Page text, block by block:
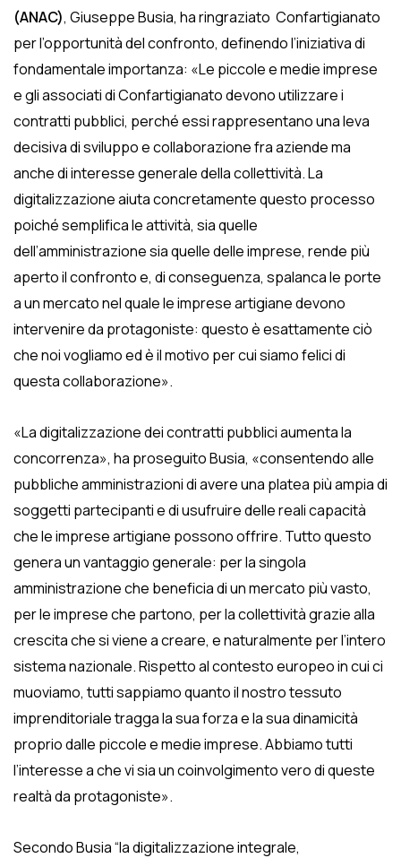
(ANAC), Giuseppe Busia, ha ringraziato Confartigianato
per l’opportunità del confronto, definendo l’iniziativa di
fondamentale importanza: «Le piccole e medie imprese
e gli associati di Confartigianato devono utilizzare i
contratti pubblici, perché essi rappresentano una leva
decisiva di sviluppo e collaborazione fra aziende ma
anche di interesse generale della collettività. La
digitalizzazione aiuta concretamente questo processo
poiché semplifica le attività, sia quelle
dell’amministrazione sia quelle delle imprese, rende più
aperto il confronto e, di conseguenza, spalanca le porte
a un mercato nel quale le imprese artigiane devono
intervenire da protagoniste: questo è esattamente ciò
che noi vogliamo ed è il motivo per cui siamo felici di
questa collaborazione».
«La digitalizzazione dei contratti pubblici aumenta la
concorrenza», ha proseguito Busia, «consentendo alle
pubbliche amministrazioni di avere una platea più ampia di
soggetti partecipanti e di usufruire delle reali capacità
che le imprese artigiane possono offrire. Tutto questo
genera un vantaggio generale: per la singola
amministrazione che beneficia di un mercato più vasto,
per le imprese che partono, per la collettività grazie alla
crescita che si viene a creare, e naturalmente per l’intero
sistema nazionale. Rispetto al contesto europeo in cui ci
muoviamo, tutti sappiamo quanto il nostro tessuto
imprenditoriale tragga la sua forza e la sua dinamicità
proprio dalle piccole e medie imprese. Abbiamo tutti
l’interesse a che vi sia un coinvolgimento vero di queste
realtà da protagoniste».
Secondo Busia “la digitalizzazione integrale,